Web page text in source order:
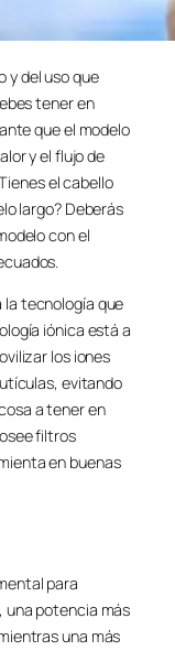
y del uso que
tener en
que el modelo
y el flujo de
el cabello
largo? Deberás
con el
tecnología que
iónica está a
los iones
evitando
a tener en
filtros
en buenas
para
una potencia más
una más